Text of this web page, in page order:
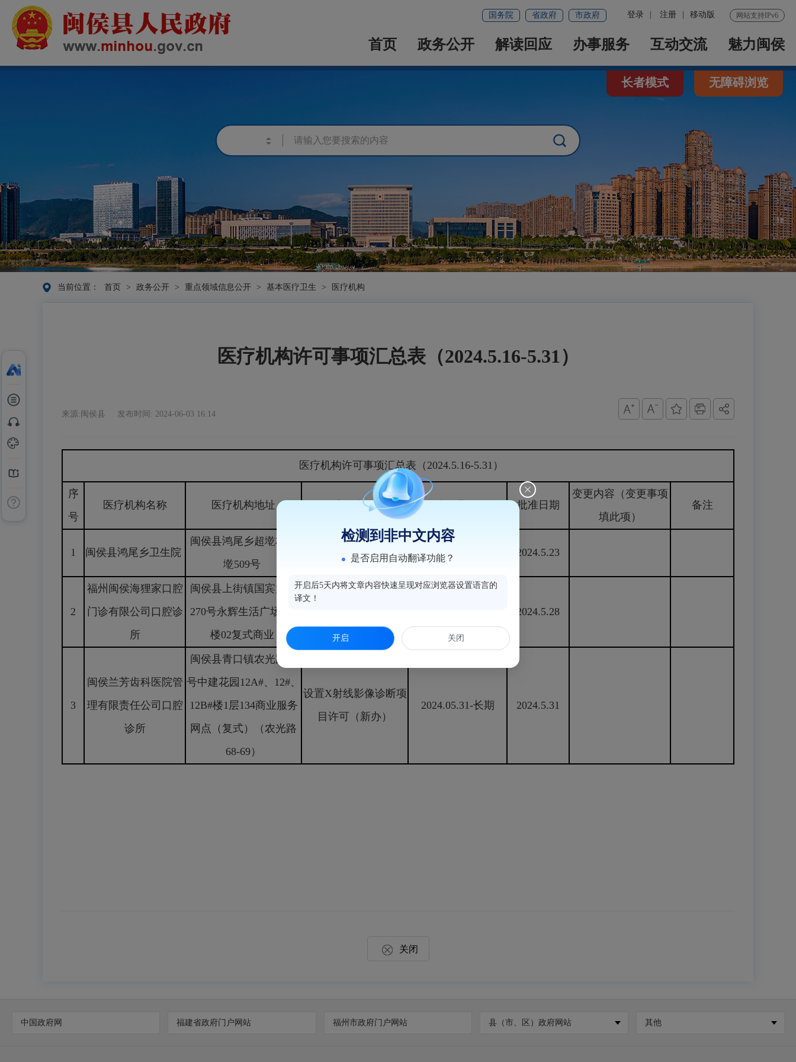
网站支持IPv6
登录 注册 移动版
国务院 省政府 市政府
首页 政务公开 解读回应 办事服务 互动交流 魅力闽侯
长者模式 无障碍浏览
当前位置： 首页 > 政务公开 > 重点领域信息公开 > 基本医疗卫生 > 医疗机构
医疗机构许可事项汇总表（2024.5.16-5.31）
来源:闽侯县 发布时间: 2024-06-03 16:14
医疗机构许可事项汇总表（2024.5.16-5.31）
序
号
医疗机构名称 医疗机构地址 事项名称 批准日期
变更内容（变更事项
填此项）
备注
1 闽侯县鸿尾乡卫生院
闽侯县鸿尾乡超墘村超
墘509号
医疗机构执业登记
（延续）
2024.06.21-
2027.06.20
2024.5.23
2
福州闽侯海狸家口腔
门诊有限公司口腔诊
所
闽侯县上街镇国宾大道
270号永辉生活广场11#
楼02复式商业
设置X射线影像诊断项
2024.5.28
3
闽侯兰芳齿科医院管
理有限责任公司口腔
诊所
闽侯县青口镇农光路68
号中建花园12A#、12#、
12B#楼1层134商业服务
网点（复式）（农光路
68-69）
设置X射线影像诊断项
目许可（新办）
2024.05.31-长期 2024.5.31
关闭
中国政府网 福建省政府门户网站 福州市政府门户网站 县（市、区）政府网站 其他
检测到非中文内容
是否启用自动翻译功能？
开启后5天内将文章内容快速呈现对应浏览器设置语言的
译文！
开启 关闭